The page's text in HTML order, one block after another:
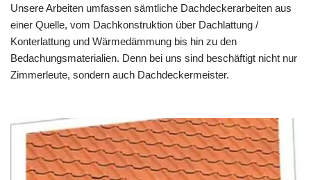
Unsere Arbeiten umfassen sämtliche Dachdeckerarbeiten aus
einer Quelle, vom Dachkonstruktion über Dachlattung /
Konterlattung und Wärmedämmung bis hin zu den
Bedachungsmaterialien. Denn bei uns sind beschäftigt nicht nur
Zimmerleute, sondern auch Dachdeckermeister.